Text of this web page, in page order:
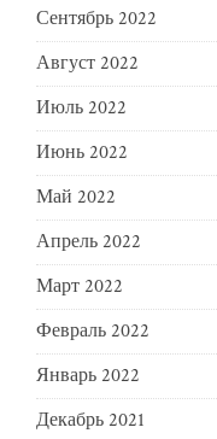
Сентябрь 2022
Август 2022
Июль 2022
Июнь 2022
Май 2022
Апрель 2022
Март 2022
Февраль 2022
Январь 2022
Декабрь 2021